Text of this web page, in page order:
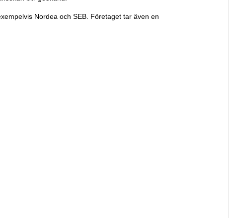
Nordea och SEB. Företaget tar även en